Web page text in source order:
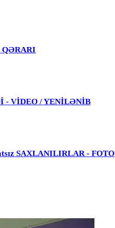
QƏRARI
- VİDEO / YENİLƏNİB
SAXLANILIRLAR - FOTO